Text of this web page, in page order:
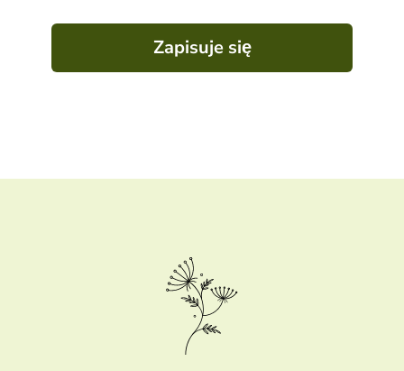
Zapisuje się